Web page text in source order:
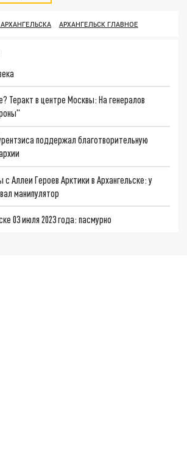
АРХАНГЕЛЬСК ГЛАВНОЕ
Теракт в центре Москвы: На генералов
поддержал благотворительную
Аллеи Героев Арктики в Архангельске: у
манипулятор
03 июля 2023 года: пасмурно